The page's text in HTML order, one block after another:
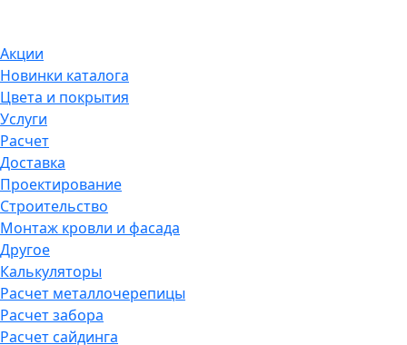
Акции
Новинки каталога
Цвета и покрытия
Услуги
Расчет
Доставка
Проектирование
Строительство
Монтаж кровли и фасада
Другое
Калькуляторы
Расчет металлочерепицы
Расчет забора
Расчет сайдинга